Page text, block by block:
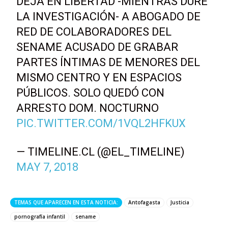
LA INVESTIGACIÓN- A ABOGADO DE
RED DE COLABORADORES DEL
SENAME ACUSADO DE GRABAR
PARTES ÍNTIMAS DE MENORES DEL
MISMO CENTRO Y EN ESPACIOS
PÚBLICOS. SOLO QUEDÓ CON
ARRESTO DOM. NOCTURNO
PIC.TWITTER.COM/1VQL2HFKUX
— TIMELINE.CL (@EL_TIMELINE)
MAY 7, 2018
TEMAS QUE APARECEN EN ESTA NOTICIA: Antofagasta
Justicia
pornografía infantil
sename